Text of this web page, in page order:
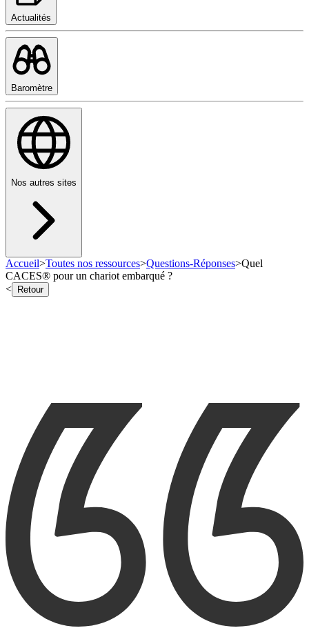
Actualités
Baromètre
Nos autres sites
Accueil>Toutes nos ressources>Questions-Réponses>Quel
CACES® pour un chariot embarqué ?
<
Retour